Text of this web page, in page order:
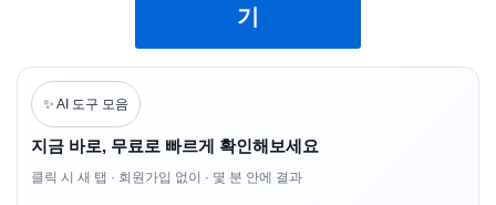
기
✨ AI 도구 모음
지금 바로, 무료로 빠르게 확인해보세요
클릭 시 새 탭 · 회원가입 없이 · 몇 분 안에 결과